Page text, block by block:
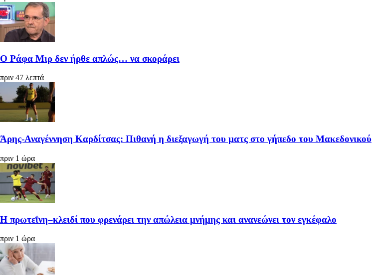
Ο Ράφα Μιρ δεν ήρθε απλώς… να σκοράρει
πριν 47 λεπτά
Άρης-Αναγέννηση Καρδίτσας: Πιθανή η διεξαγωγή του ματς στο γήπεδο του Μακεδονικού
πριν 1 ώρα
Η πρωτεΐνη–κλειδί που φρενάρει την απώλεια μνήμης και ανανεώνει τον εγκέφαλο
πριν 1 ώρα